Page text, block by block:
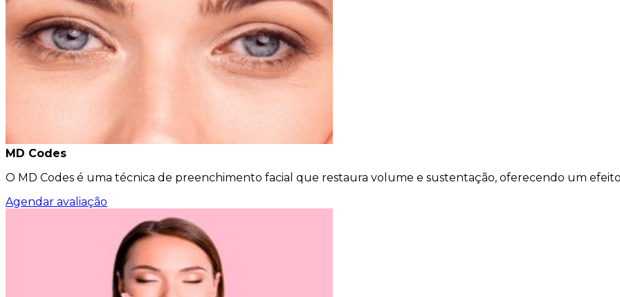
MD Codes
O MD Codes é uma técnica de preenchimento facial que restaura volume e sustentação, oferecendo um
Agendar avaliação